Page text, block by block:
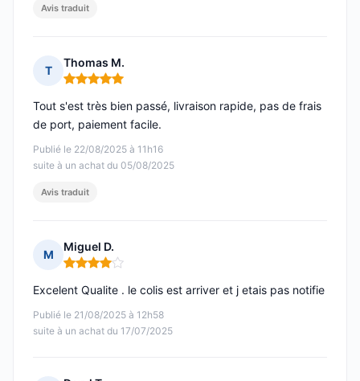
Avis traduit
T
Thomas M.
Note : 5 sur 5
Publié le 22/08/2025 à 11h16
suite à un achat du 05/08/2025
Tout s'est très bien passé, livraison rapide, pas de frais
de port, paiement facile.
Avis traduit
M
Miguel D.
Note : 4 sur 5
Publié le 21/08/2025 à 12h58
suite à un achat du 17/07/2025
Excelent Qualite . le colis est arriver et j etais pas notifie